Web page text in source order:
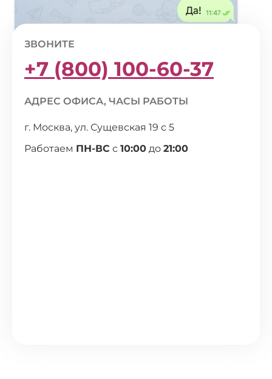
ЗВОНИТЕ
+7 (800) 100-60-37
АДРЕС ОФИСА, ЧАСЫ РАБОТЫ
г. Москва, ул. Сущевская 19 с 5
Работаем ПН-ВС с 10:00 до 21:00